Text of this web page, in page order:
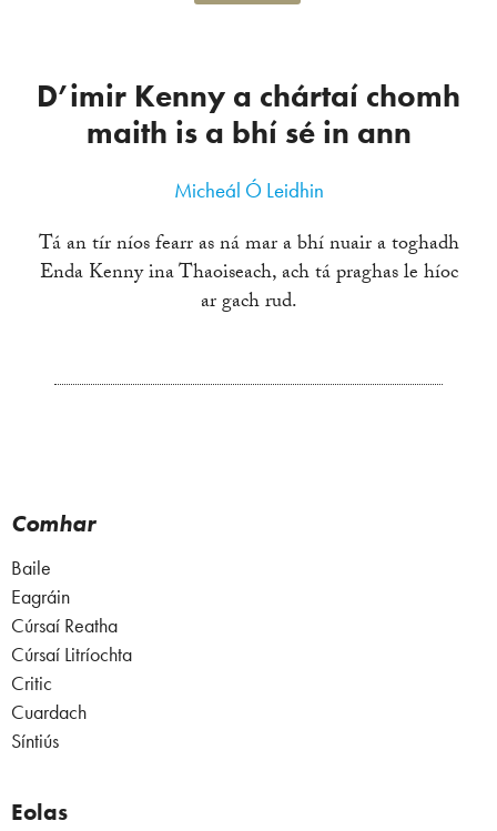
D’imir Kenny a chártaí chomh
maith is a bhí sé in ann
Micheál Ó Leidhin
Tá an tír níos fearr as ná mar a bhí nuair a toghadh
Enda Kenny ina Thaoiseach, ach tá praghas le híoc
ar gach rud.
Comhar
Baile
Eagráin
Cúrsaí Reatha
Cúrsaí Litríochta
Critic
Cuardach
Síntiús
Eolas